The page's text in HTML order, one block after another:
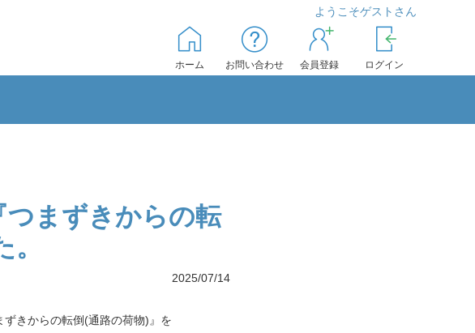
ようこそゲストさん
ホーム お問い合わせ 会員登録 ログイン
まずきからの転
2025/07/14
きからの転倒(通路の荷物)』を